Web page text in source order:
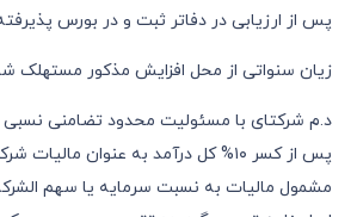
پس از ارزیابی در دفاتر ثبت و در بورس
زیان سنواتی از محل افزایش مذکور مستهلک
د.م شرکتای با مسئولیت محدود تضامنی
پس از کسر ١٠% کل درآمد به عنوان
مشمول مالیات به نسبت سرمایه یا سهم